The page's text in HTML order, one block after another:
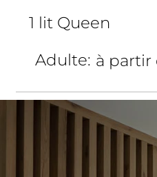
1 lit Queen
Adulte: à partir